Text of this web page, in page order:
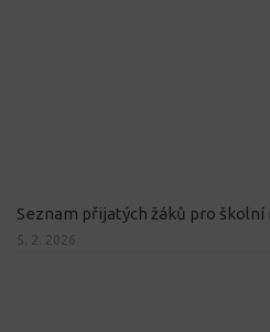
Seznam přijatých žáků pro školní
5. 2. 2026